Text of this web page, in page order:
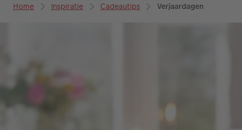
Home Inspiratie Cadeautips Verjaardagen